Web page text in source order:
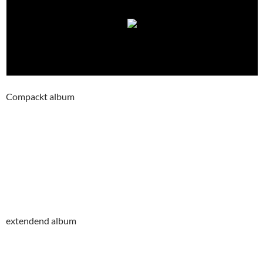
Compackt album
extendend album